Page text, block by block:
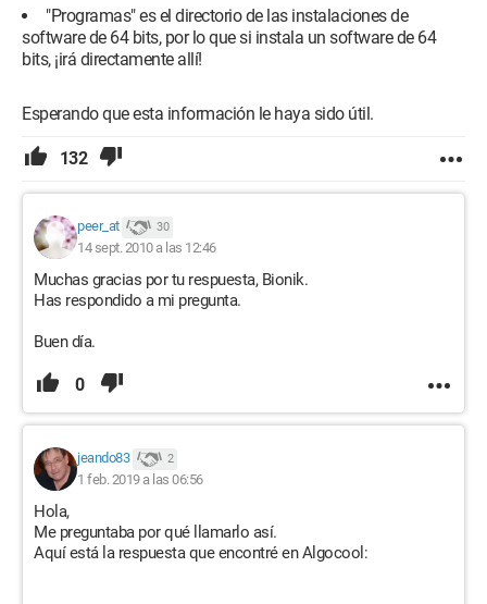
"Programas" es el directorio de las instalaciones de
software de 64 bits, por lo que si instala un software de 64
bits, ¡irá directamente allí!
Esperando que esta información le haya sido útil.
132
peer_at 30
14 sept. 2010 a las 12:46
Muchas gracias por tu respuesta, Bionik.
Has respondido a mi pregunta.
Buen día.
0
jeando83 2
1 feb. 2019 a las 06:56
Hola,
Me preguntaba por qué llamarlo así.
Aquí está la respuesta que encontré en Algocool: